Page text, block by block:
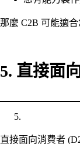
那麼 C2B 可能適合
5. 直接面
直接面向消費者